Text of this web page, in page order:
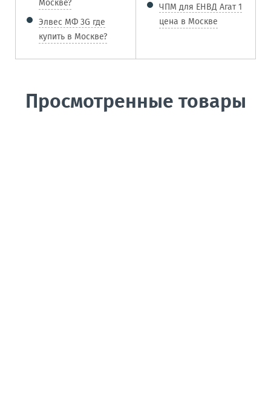
Москве?
Элвес МФ 3G где
купить в Москве?
ЧПМ для ЕНВД Агат 1
цена в Москве
Просмотренные товары